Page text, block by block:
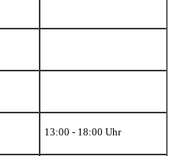
13:00 - 18:00 Uhr